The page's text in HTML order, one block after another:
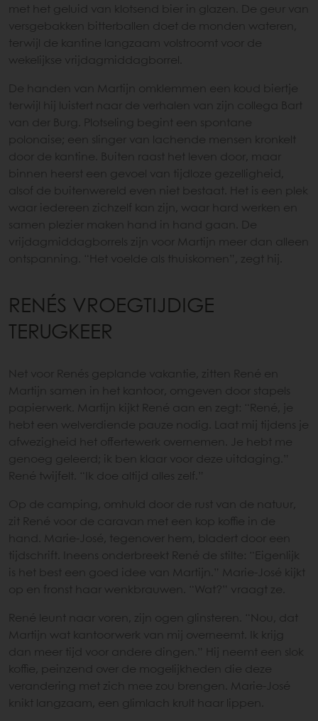
met het geluid van klotsend bier in glazen. De geur van
versgebakken bitterballen doet de monden wateren,
terwijl de kantine langzaam volstroomt voor de
wekelijkse vrijdagmiddagborrel.
De handen van Martijn omklemmen een koud biertje
terwijl hij luistert naar de verhalen van zijn collega Bart
van der Burg. Plotseling begint een spontane
polonaise; een slinger van lachende mensen kronkelt
door de kantine. Buiten raast het leven door, maar
binnen heerst een gevoel van tijdloze gezelligheid,
alsof de buitenwereld even niet bestaat. Het is een plek
waar iedereen zichzelf kan zijn, waar hard werken en
samen plezier maken hand in hand gaan. De
vrijdagmiddagborrels zijn voor Martijn meer dan alleen
ontspanning. “Het voelde als thuiskomen”, zegt hij.
RENÉS VROEGTIJDIGE
TERUGKEER
Net voor Renés geplande vakantie, zitten René en
Martijn samen in het kantoor, omgeven door stapels
papierwerk. Martijn kijkt René aan en zegt: “René, je
hebt een welverdiende pauze nodig. Laat mij tijdens je
afwezigheid het offertewerk overnemen. Je hebt me
genoeg geleerd; ik ben klaar voor deze uitdaging.”
René twijfelt. “Ik doe altijd alles zelf.”
Op de camping, omhuld door de rust van de natuur,
zit René voor de caravan met een kop koffie in de
hand. Marie-José, tegenover hem, bladert door een
tijdschrift. Ineens onderbreekt René de stilte: “Eigenlijk
is het best een goed idee van Martijn.” Marie-José kijkt
op en fronst haar wenkbrauwen. “Wat?” vraagt ze.
René leunt naar voren, zijn ogen glinsteren. “Nou, dat
Martijn wat kantoorwerk van mij overneemt. Ik krijg
dan meer tijd voor andere dingen.” Hij neemt een slok
koffie, peinzend over de mogelijkheden die deze
verandering met zich mee zou brengen. Marie-José
knikt langzaam, een glimlach krult haar lippen.